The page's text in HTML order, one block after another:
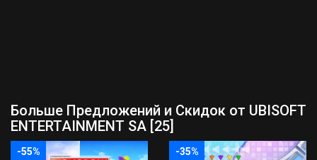
Больше Предложений и Скидок от UBISOFT
ENTERTAINMENT SA [25]
-55% -35%